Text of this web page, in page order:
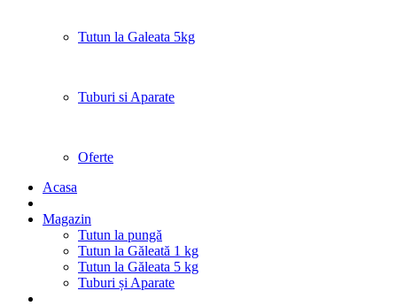
Tutun la Galeata 5kg
Tuburi si Aparate
Oferte
Acasa
Magazin
Tutun la pungă
Tutun la Găleată 1 kg
Tutun la Găleata 5 kg
Tuburi și Aparate